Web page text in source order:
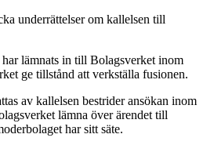
underrättelser om kallelsen till
lämnats in till Bolagsverket inom
ge tillstånd att verkställa fusionen.
av kallelsen bestrider ansökan inom
lämna över ärendet till
har sitt säte.